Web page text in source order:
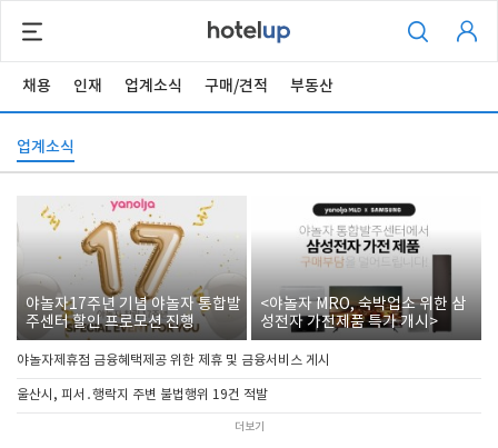
채용 인재 업계소식 구매/견적 부동산
업계소식
야놀자17주년 기념 야놀자 통합발
주센터 할인 프로모션 진행
<야놀자 MRO, 숙박업소 위한 삼
성전자 가전제품 특가 개시>
야놀자제휴점 금융혜택제공 위한 제휴 및 금융서비스 게시
울산시, 피서․행락지 주변 불법행위 19건 적발
더보기